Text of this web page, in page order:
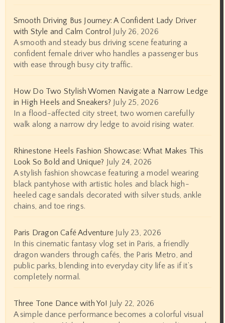
Smooth Driving Bus Journey: A Confident Lady Driver
with Style and Calm Control July 26, 2026
A smooth and steady bus driving scene featuring a
confident female driver who handles a passenger bus
with ease through busy city traffic.
How Do Two Stylish Women Navigate a Narrow Ledge
in High Heels and Sneakers? July 25, 2026
In a flood-affected city street, two women carefully
walk along a narrow dry ledge to avoid rising water.
Rhinestone Heels Fashion Showcase: What Makes This
Look So Bold and Unique? July 24, 2026
A stylish fashion showcase featuring a model wearing
black pantyhose with artistic holes and black high-
heeled cage sandals decorated with silver studs, ankle
chains, and toe rings.
Paris Dragon Café Adventure July 23, 2026
In this cinematic fantasy vlog set in Paris, a friendly
dragon wanders through cafés, the Paris Metro, and
public parks, blending into everyday city life as if it’s
completely normal.
Three Tone Dance with Yo! July 22, 2026
A simple dance performance becomes a colorful visual